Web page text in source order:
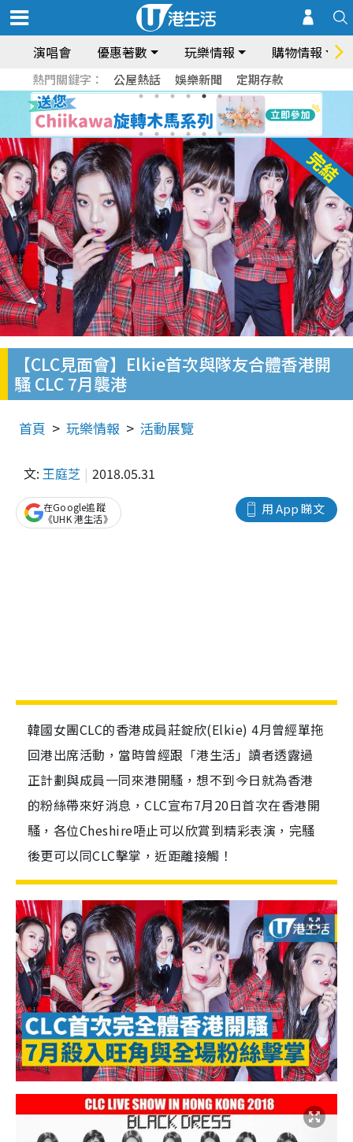
演唱會 優惠著數 玩樂情報 購物情報
熱門關鍵字： 公屋熱話 娛樂新聞 定期存款
【CLC見面會】Elkie首次與隊友合體香港開
騷 CLC 7月襲港
首頁 玩樂情報 活動展覽
文: 王庭芝 2018.05.31
用 App 睇文
在Google追蹤
《UHK 港生活》
韓國女團CLC的香港成員莊錠欣(Elkie) 4月曾經單拖
回港出席活動，當時曾經跟「港生活」讀者透露過
正計劃與成員一同來港開騷，想不到今日就為香港
的粉絲帶來好消息，CLC宣布7月20日首次在香港開
騷，各位Cheshire唔止可以欣賞到精彩表演，完騷
後更可以同CLC擊掌，近距離接觸！